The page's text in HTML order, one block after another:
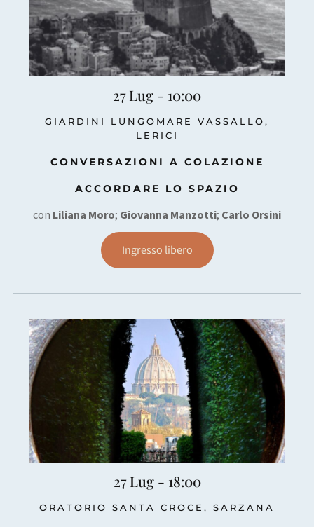
27 Lug - 10:00
GIARDINI LUNGOMARE VASSALLO,
LERICI
CONVERSAZIONI A COLAZIONE
ACCORDARE LO SPAZIO
con Liliana Moro; Giovanna Manzotti; Carlo Orsini
Ingresso libero
27 Lug - 18:00
ORATORIO SANTA CROCE, SARZANA